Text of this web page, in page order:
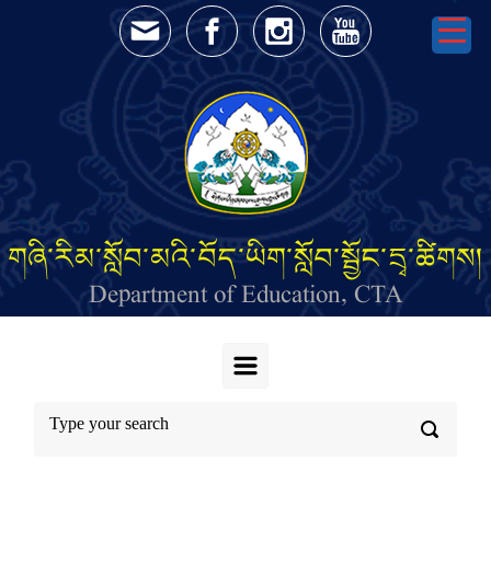
Skip to main content
གཞི་རིམ་སློབ་མའི་བོད་ཡིག་སློབ་སྦྱོང་དྲྭ་ཚིགས།
Department of Education, CTA